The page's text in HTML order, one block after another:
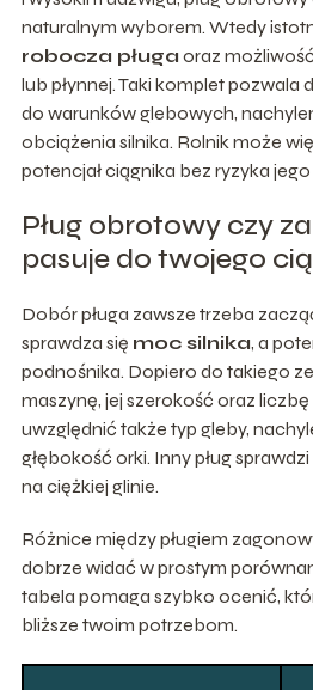
naturalnym wyborem. Wtedy
robocza pługa oraz
lub płynnej. Taki komplet
do warunków glebowych,
obciążenia silnika. Rolnik może
potencjał ciągnika bez ryzyka jego
Pług obrotowy czy
pasuje do twojego
Dobór pługa zawsze trzeba
sprawdza się moc silnika, a
podnośnika. Dopiero do takiego
maszynę, jej szerokość oraz
uwzględnić także typ gleby,
głębokość orki. Inny pług
na ciężkiej glinie.
Różnice między pługiem
dobrze widać w prostym
tabela pomaga szybko ocenić,
bliższe twoim potrzebom.